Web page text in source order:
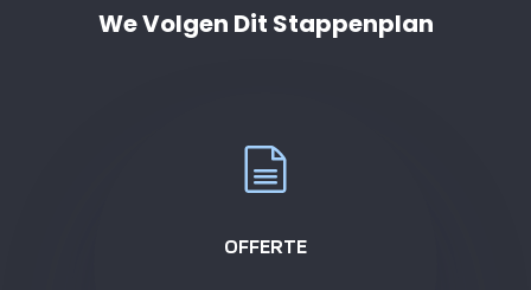
We Volgen Dit Stappenplan
OFFERTE